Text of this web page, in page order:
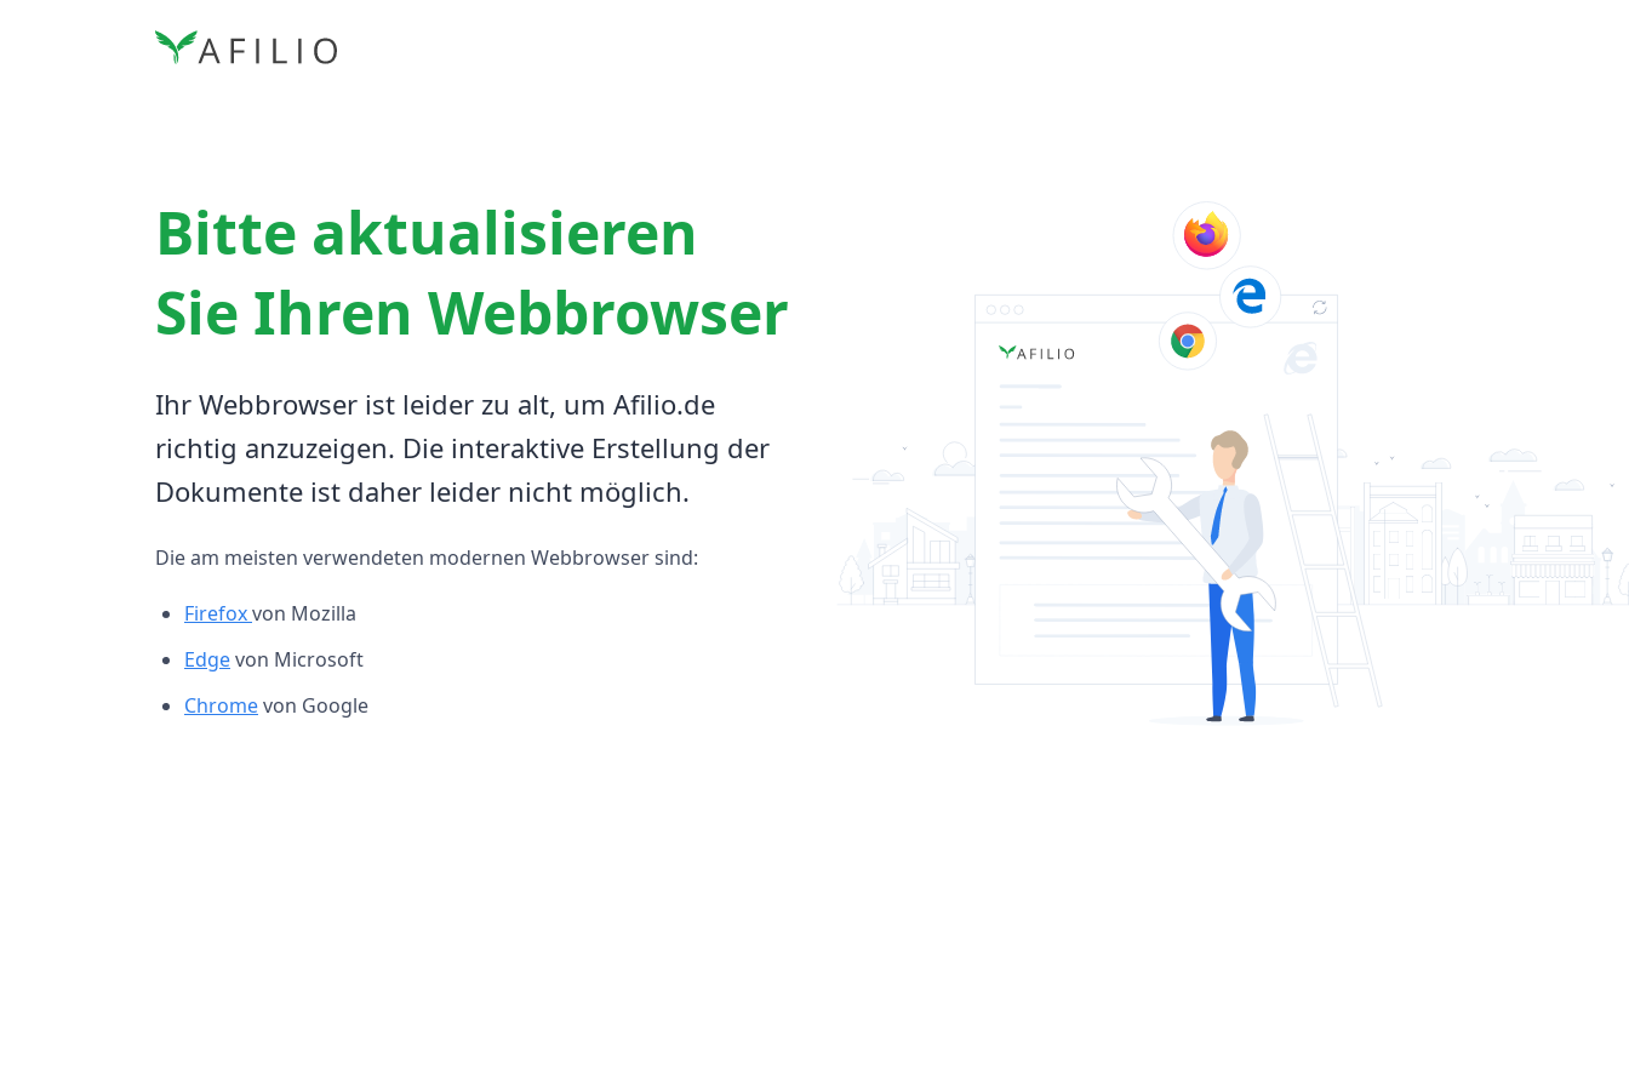
Bitte aktualisieren
Sie Ihren Webbrowser
Ihr Webbrowser ist leider zu alt, um Afilio.de
richtig anzuzeigen. Die interaktive Erstellung der
Dokumente ist daher leider nicht möglich.
Die am meisten verwendeten modernen Webbrowser sind:
Firefoxvon Mozilla
Edgevon Microsoft
Chromevon Google